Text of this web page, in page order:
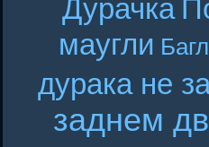
Дурачка
маугли
дурака не
заднем